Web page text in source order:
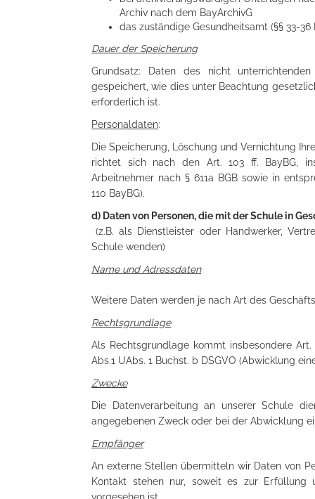
Archiv nach dem BayArchivG
das zuständige Gesundheitsamt (§§ 33-36
Dauer der Speicherung
Grundsatz: Daten des nicht
gespeichert, wie dies unter Beachtung
erforderlich ist.
Personaldaten:
Die Speicherung, Löschung und Vernichtung
richtet sich nach den Art. 103 ff. BayBG,
Arbeitnehmer nach § 611a BGB sowie in
110 BayBG).
d) Daten von Personen, die mit der Schule in
(z.B. als Dienstleister oder Handwerker,
Schule wenden)
Name und Adressdaten
Weitere Daten werden je nach Art des
Rechtsgrundlage
Als Rechtsgrundlage kommt insbesondere
Abs.1 UAbs. 1 Buchst. b DSGVO (Abwicklung
Zwecke
Die Datenverarbeitung an unserer Schule
angegebenen Zweck oder bei der Abwicklung
Empfänger
An externe Stellen übermitteln wir Daten von
Kontakt stehen nur, soweit es zur Erfüllung